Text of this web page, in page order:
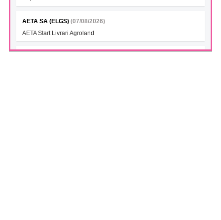
AETA SA (ELGS) (07/08/2026)
AETA Start Livrari Agroland